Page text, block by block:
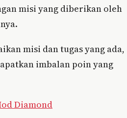
misi yang diberikan oleh
misi dan tugas yang ada,
imbalan poin yang
Diamond